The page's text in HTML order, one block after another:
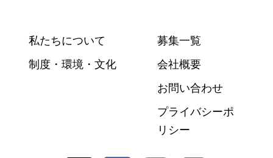
私たちについて
制度・環境・文化
募集一覧
会社概要
お問い合わせ
プライバシーポ
リシー